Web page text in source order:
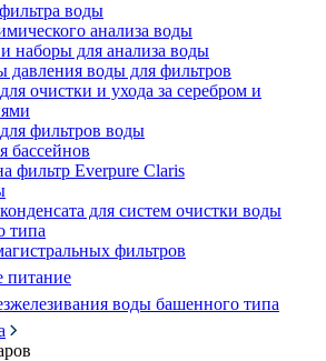
воды
анализа воды
наборы для анализа воды
давления воды для фильтров
очистки и ухода за серебром и
фильтров воды
бассейнов
фильтр Everpure Claris
для систем очистки воды
типа
фильтров
питание
воды башенного типа